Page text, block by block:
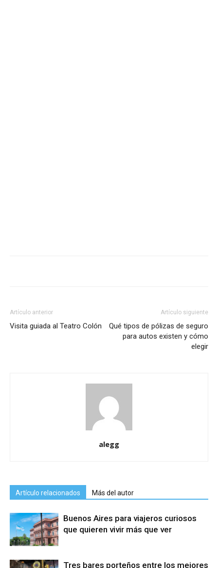
Artículo anterior
Visita guiada al Teatro Colón
Artículo siguiente
Qué tipos de pólizas de seguro
para autos existen y cómo
elegir
alegg
Artículo relacionados Más del autor
Buenos Aires para viajeros curiosos
que quieren vivir más que ver
Tres bares porteños entre los mejores